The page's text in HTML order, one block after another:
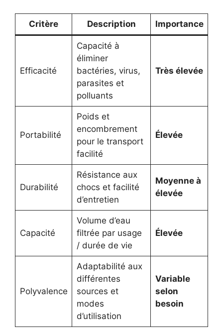
Critère Description Importance
Efficacité
Capacité à
éliminer
bactéries, virus,
parasites et
polluants
Très élevée
Portabilité
Poids et
encombrement
pour le transport
facilité
Élevée
Durabilité
Résistance aux
chocs et facilité
d’entretien
Moyenne à
élevée
Capacité
Volume d’eau
filtrée par usage
/ durée de vie
Élevée
Polyvalence
Adaptabilité aux
différentes
sources et
modes
d’utilisation
Variable
selon
besoin